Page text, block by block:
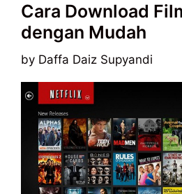
Cara Download
dengan Mudah
by Daffa Daiz Supyandi